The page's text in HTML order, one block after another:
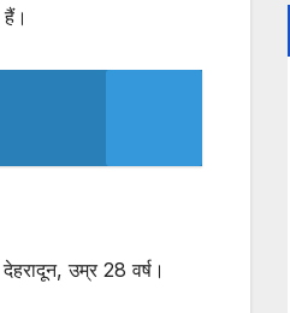
उम्र 28 वर्ष।